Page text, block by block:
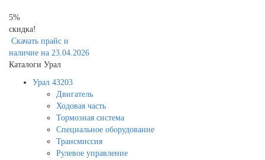
5%
скидка!
Скачать прайс и
наличие на 23.04.2026
Каталоги Урал
Урал 43203
Двигатель
Ходовая часть
Тормозная система
Специальное оборудование
Трансмиссия
Рулевое управление